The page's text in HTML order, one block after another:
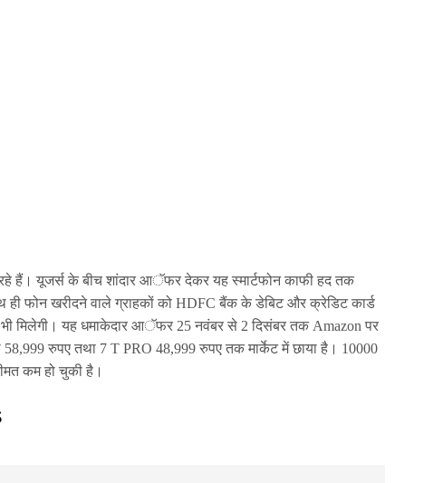
हैं। यूजर्स के बीच शांदार आॅफर देकर यह स्मार्टफोन काफी हद तक
फोन खरीदने वाले ग्राहकों को HDFC बैंक के डेबिट और क्रेडिट कार्ड
मिलेगी। यह धमाकेदार आॅफर 25 नवंबर से 2 दिसंबर तक Amazon पर
रुपए तथा 7 T PRO 48,999 रुपए तक मार्केट में छाया है। 10000
कम हो चुकी है।